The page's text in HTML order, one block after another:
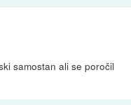
samostan ali se poročil